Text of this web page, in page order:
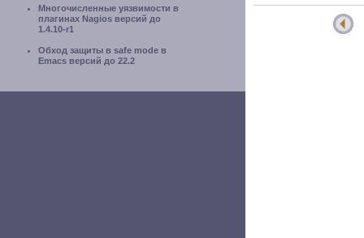
Многочисленные уязвимости в
плагинах Nagios версий до
1.4.10-r1
Обход защиты в safe mode в
Emacs версий до 22.2